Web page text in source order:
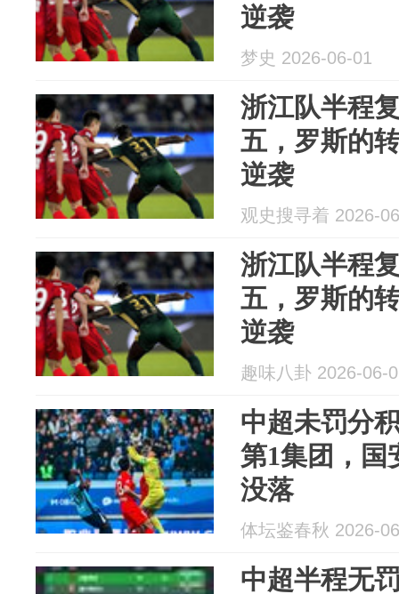
逆袭
梦史 2026-06-01
浙江队半程
五，罗斯的
逆袭
观史搜寻着 2026-
浙江队半程
五，罗斯的
逆袭
趣味八卦 2026-06-
中超未罚分
第1集团，国
没落
体坛鉴春秋 2026-
中超半程无